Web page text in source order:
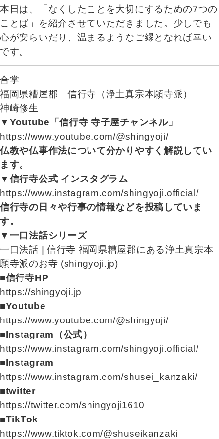
本日は、「なくしたことを大切にするための7つの
ことば」を紹介させていただきました。少しでも
心が安らいだり、温まるようなご縁となれば幸い
です。
合掌
福岡県糟屋郡 信行寺（浄土真宗本願寺派）
神崎修生
▼Youtube「信行寺 寺子屋チャンネル」
https://www.youtube.com/@shingyoji/
仏教や仏事作法について分かりやすく解説してい
ます。
▼信行寺公式 インスタグラム
https://www.instagram.com/shingyoji.official/
信行寺の日々や行事の情報などを投稿していま
す。
▼一口法話シリーズ
一口法話 | 信行寺 福岡県糟屋郡にある浄土真宗本
願寺派のお寺 (shingyoji.jp)
■信行寺HP
https://shingyoji.jp
■Youtube
https://www.youtube.com/@shingyoji/
■Instagram（公式）
https://www.instagram.com/shingyoji.official/
■Instagram
https://www.instagram.com/shusei_kanzaki/
■twitter
https://twitter.com/shingyoji1610
■TikTok
https://www.tiktok.com/@shuseikanzaki